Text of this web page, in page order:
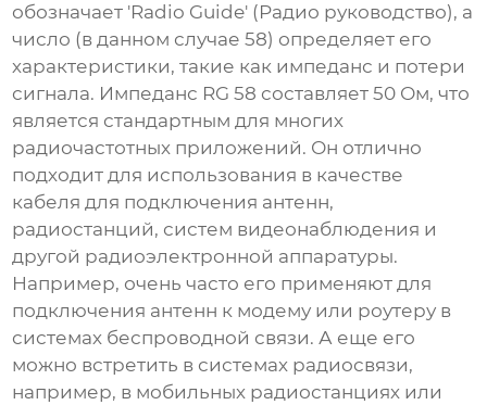
обозначает 'Radio Guide' (Радио руководство), а
число (в данном случае 58) определяет его
характеристики, такие как импеданс и потери
сигнала. Импеданс RG 58 составляет 50 Ом, что
является стандартным для многих
радиочастотных приложений. Он отлично
подходит для использования в качестве
кабеля для подключения антенн,
радиостанций, систем видеонаблюдения и
другой радиоэлектронной аппаратуры.
Например, очень часто его применяют для
подключения антенн к модему или роутеру в
системах беспроводной связи. А еще его
можно встретить в системах радиосвязи,
например, в мобильных радиостанциях или